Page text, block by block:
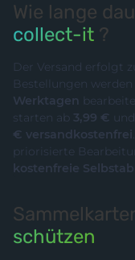
Wie lange
collect-it ?
Der Versand erfolgt
Bestellungen werden
Werktagen
starten ab 3,99 €
€ versandkostenfrei
priorisierte
kostenfreie
schützen